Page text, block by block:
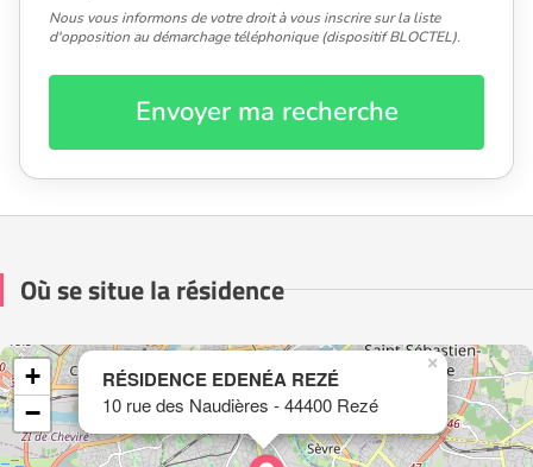
Nous vous informons de votre droit à vous inscrire sur la liste
d'opposition au démarchage téléphonique (dispositif BLOCTEL).
Envoyer ma recherche
Où se situe la résidence
RÉSIDENCE EDENÉA REZÉ
10 rue des Naudières - 44400 Rezé
×
+
−